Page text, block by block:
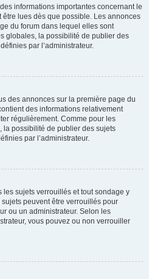
informations importantes concernant le
lues dès que possible. Les annonces
du forum dans lequel elles sont
globales, la possibilité de publier des
par l’administrateur.
des annonces sur la première page du
des informations relativement
régulièrement. Comme pour les
la possibilité de publier des sujets
par l’administrateur.
sujets verrouillés et tout sondage y
peuvent être verrouillés pour
ou un administrateur. Selon les
vous pouvez ou non verrouiller